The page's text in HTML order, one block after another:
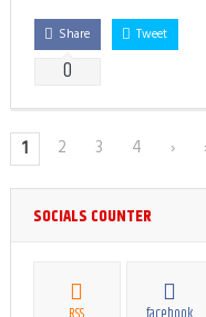
Share
0
Tweet
1 2 3 4 ›
SOCIALS COUNTER